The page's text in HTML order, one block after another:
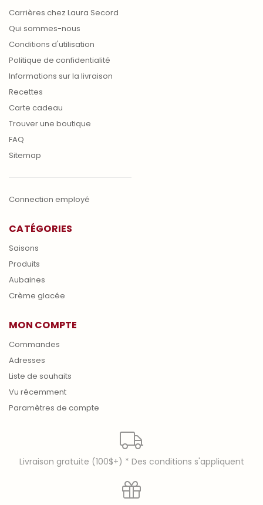
Carrières chez Laura Secord
Qui sommes-nous
Conditions d'utilisation
Politique de confidentialité
Informations sur la livraison
Recettes
Carte cadeau
Trouver une boutique
FAQ
Sitemap
Connection employé
CATÉGORIES
Saisons
Produits
Aubaines
Crème glacée
MON COMPTE
Commandes
Adresses
Liste de souhaits
Vu récemment
Paramètres de compte
Livraison gratuite (100$+) * Des conditions s'appliquent